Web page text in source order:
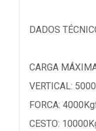
DADOS
CARGA
VERTICAL:
FORCA:
CESTO: